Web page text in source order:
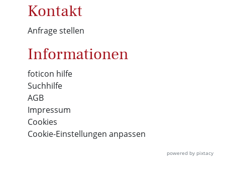
Kontakt
Anfrage stellen
Informationen
foticon hilfe
Suchhilfe
AGB
Impressum
Cookies
Cookie-Einstellungen anpassen
powered by pixtacy